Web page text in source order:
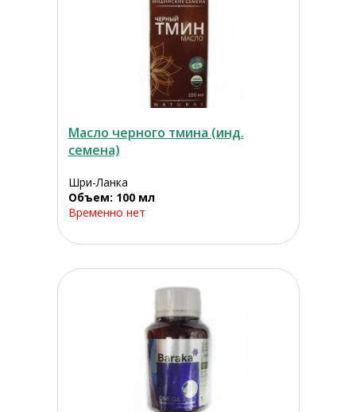
Масло черного тмина (инд.
семена)
Шри-Ланка
Объем: 100 мл
Временно нет